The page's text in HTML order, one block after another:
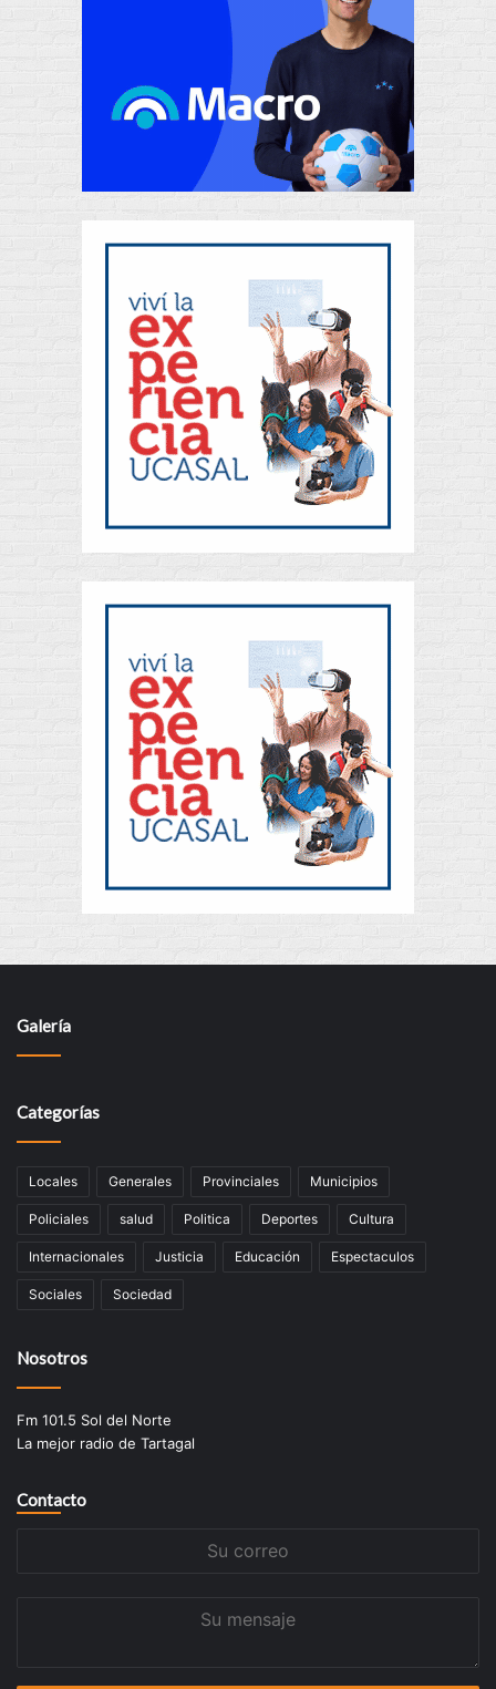
Galería
Categorías
Locales Generales Provinciales Municipios
Policiales salud Politica Deportes Cultura
Internacionales Justicia Educación Espectaculos
Sociales Sociedad
Nosotros
Fm 101.5 Sol del Norte
La mejor radio de Tartagal
Contacto